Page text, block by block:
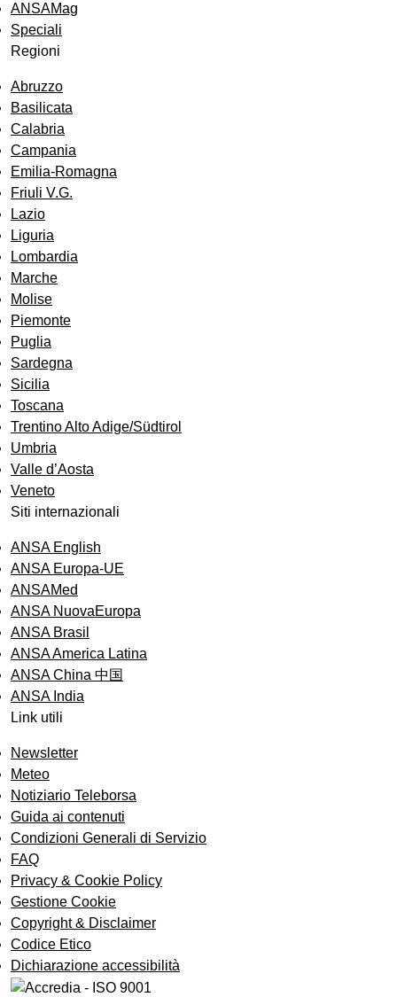
ANSAMag
Speciali
Regioni
Abruzzo
Basilicata
Calabria
Campania
Emilia-Romagna
Friuli V.G.
Lazio
Liguria
Lombardia
Marche
Molise
Piemonte
Puglia
Sardegna
Sicilia
Toscana
Trentino Alto Adige/Südtirol
Umbria
Valle d’Aosta
Veneto
Siti internazionali
ANSA English
ANSA Europa-UE
ANSAMed
ANSA NuovaEuropa
ANSA Brasil
ANSA America Latina
ANSA China 中国
ANSA India
Link utili
Newsletter
Meteo
Notiziario Teleborsa
Guida ai contenuti
Condizioni Generali di Servizio
FAQ
Privacy & Cookie Policy
Gestione Cookie
Copyright & Disclaimer
Codice Etico
Dichiarazione accessibilità